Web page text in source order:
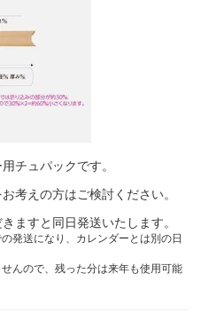
チュパックです。
考えの方はご検討ください。
ますと同日発送いたします。
発送になり、カレンダーとは別の日
んので、残った分は来年も使用可能